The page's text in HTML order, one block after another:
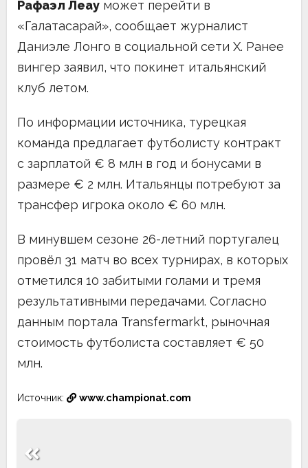
Рафаэл Леау может перейти в
«Галатасарай», сообщает журналист
Даниэле Лонго в социальной сети Х. Ранее
вингер заявил, что покинет итальянский
клуб летом.
По информации источника, турецкая
команда предлагает футболисту контракт
с зарплатой € 8 млн в год и бонусами в
размере € 2 млн. Итальянцы потребуют за
трансфер игрока около € 60 млн.
В минувшем сезоне 26-летний португалец
провёл 31 матч во всех турнирах, в которых
отметился 10 забитыми голами и тремя
результативными передачами. Согласно
данным портала Transfermarkt, рыночная
стоимость футболиста составляет € 50
млн.
Источник: www.championat.com
по